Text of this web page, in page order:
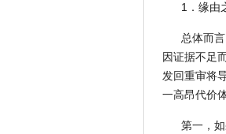
1．缘由
总体而
因证据不足
发回重审将
一高昂代价
第一，